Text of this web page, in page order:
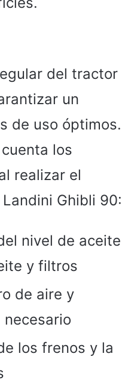
del tractor
un
de uso óptimos.
los
realizar el
Ghibli 90:
nivel de aceite
y filtros
de aire y
los frenos y la